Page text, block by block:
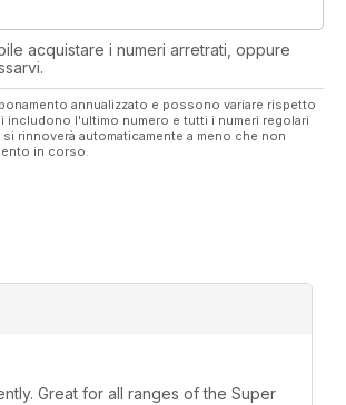
acquistare i numeri arretrati, oppure
annualizzato e possono variare rispetto
l'ultimo numero e tutti i numeri regolari
rinnoverà automaticamente a meno che non
in corso.
Great for all ranges of the Super